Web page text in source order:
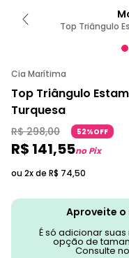
Top Triângulo
Cia Marítima
Top Triângulo
Turquesa
R$ 298,00 52%OFF
R$ 141,55no Pix
ou 2x de R$ 74,50
Aproveite
É só adicionar
opção de
Consulte